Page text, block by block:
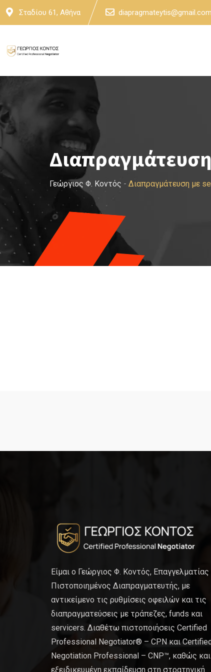
Skip
Σταδίου 61, Αθήνα diapragmateytis@gmail.com
Γεώργιος Φ. Κοντός - Διαπραγμάτευση με
Είμαι ο Γεώργιος Φ. Κοντός, Επαγγελματίας
Πιστοποιημένος Διαπραγματευτής, με
αντικείμενο τις ρυθμίσεις οφειλών και τις
διαπραγματεύσεις με τράπεζες, funds και
servicers. Διαθέτω πιστοποιήσεις Certified
Professional Negotiator® – CPN και
Negotiation Professional – CNP™, καθώς και
εξειδικευμένη εκπαίδευση στη στρατηγική